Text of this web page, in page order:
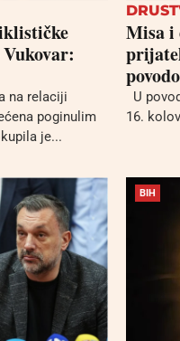
Vukovar:
na relaciji
poginulim
je...
Misa i
U
16.
BIH